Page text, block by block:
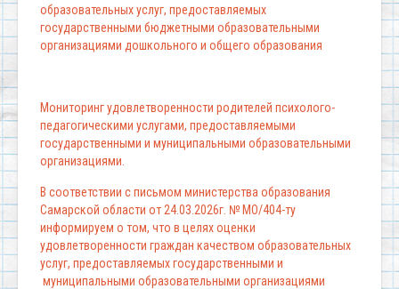
образовательных услуг, предоставляемых
государственными бюджетными образовательными
организациями дошкольного и общего образования
Мониторинг удовлетворенности родителей психолого-
педагогическими услугами, предоставляемыми
государственными и муниципальными образовательными
организациями.
В соответствии с письмом министерства образования
Самарской области от 24.03.2026г. № МО/404-ту
информируем о том, что в целях оценки
удовлетворенности граждан качеством образовательных
услуг, предоставляемых государственными и
муниципальными образовательными организациями